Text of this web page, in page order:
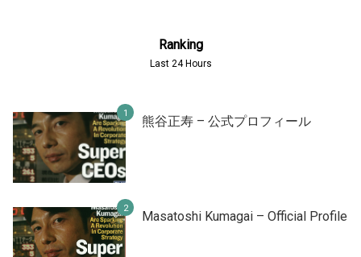
Ranking
Last 24 Hours
熊谷正寿 – 公式プロフィール
Masatoshi Kumagai – Official Profile